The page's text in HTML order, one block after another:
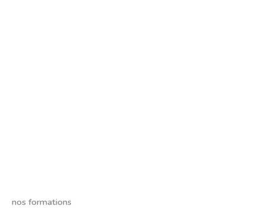
nos formations